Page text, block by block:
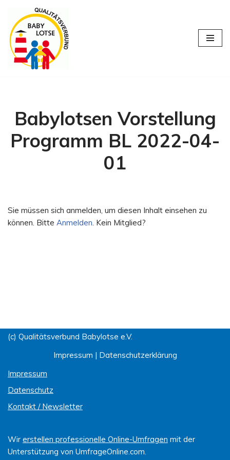
Zum
Inhalt
springen
Babylotsen Vorstellung
Programm BL 2022-04-
01
Sie müssen sich anmelden, um diesen Inhalt einsehen zu
können. Bitte Anmelden. Kein Mitglied?
(c) Qualitätsverbund Babylotse e.V.
Impressum | Datenschutzerklärung
Impressum
Datenschutz
Kontakt / Newsletter
Wir erstellen professionelle Online-Umfragen mit der
Unterstützung von UmfrageOnline.com.